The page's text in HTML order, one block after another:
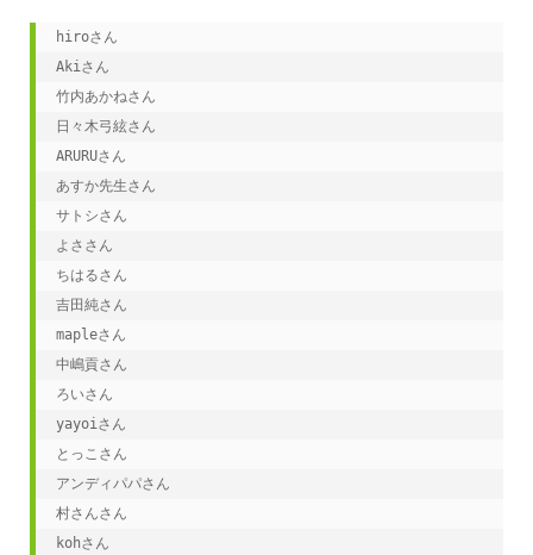
hiroさん
Akiさん
竹内あかねさん
日々木弓絃さん
ARURUさん
あすか先生さん
サトシさん
よささん
ちはるさん
吉田純さん
mapleさん
中嶋貢さん
ろいさん
yayoiさん
とっこさん
アンディパパさん
村さんさん
kohさん